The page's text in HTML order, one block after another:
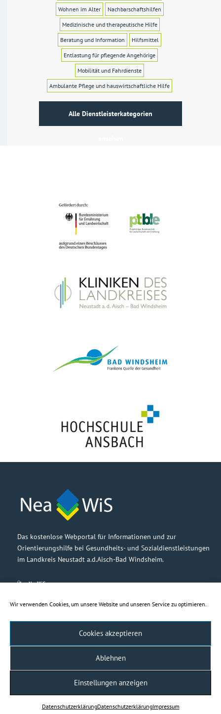
Wir verwenden Cookies, um unsere Website und unseren Service zu optimieren.
Cookies akzeptieren
Ablehnen
Einstellungen anzeigen
Daten­schutz­erklärungDaten­schutz­erklärungImpressum
Wohnen im Alter Nachbarschaftshilfen
Medizinische und therapeutische Hilfe
Beratung und Information Hilfsmittel
Entlastung für pflegende Angehörige
Mobilität und Fahrdienste
Ambulante Pflege und hauswirtschaftliche Hilfe
Alle Dienstleisterkategorien
Das kostenlose Webportal für Informationen und zur
Orientierungshilfe bei Gesundheits- und Sozialdienstleistungen
im Landkreis Neustadt a.d.Aisch-Bad Windsheim.
Über NeaWiS
Partner
Impressum
Datenschutzerklärung